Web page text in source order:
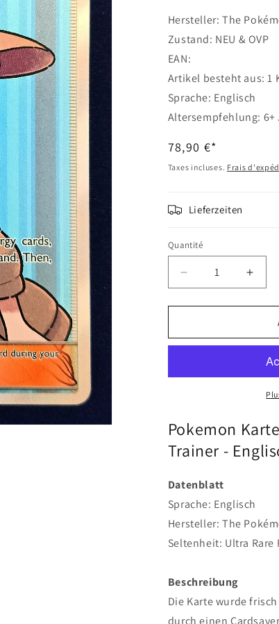
Hersteller: The
Zustand: NEU & OVP
EAN:
Artikel besteht aus: 1
Sprache: Englisch
Altersempfehlung: 6+
Prix
habituel
78,90 €*
Taxes incluses. Frais
Lieferzeiten
Quantité
Réduire
la
quantité
Pokemon
SV86/SV94
Full-
Art
Waifu
-
Englisch
la
Lady
Ultra-
Full-
Art
Pokemon
Trainer -
Datenblatt
Sprache: Englisch
Hersteller: The
Seltenheit: Ultra Rare
Beschreibung
Die Karte wurde
durch einen